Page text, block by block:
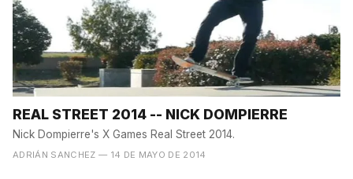
REAL STREET 2014 -- NICK DOMPIERRE
Nick Dompierre's X Games Real Street 2014.
ADRIÁN SANCHEZ — 14 DE MAYO DE 2014